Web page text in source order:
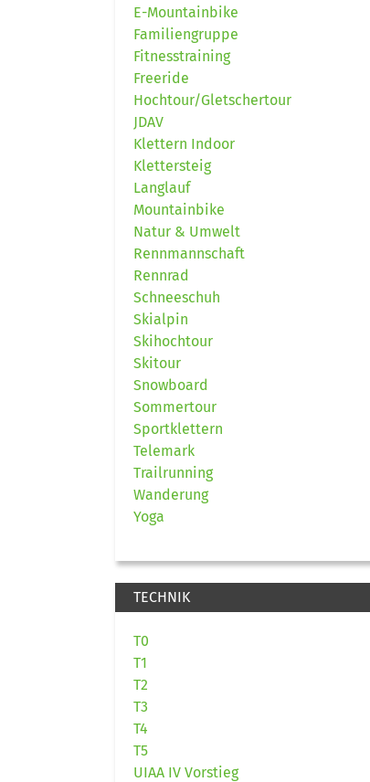
E-Mountainbike
Familiengruppe
Fitnesstraining
Freeride
Hochtour/Gletschertour
JDAV
Klettern Indoor
Klettersteig
Langlauf
Mountainbike
Natur & Umwelt
Rennmannschaft
Rennrad
Schneeschuh
Skialpin
Skihochtour
Skitour
Snowboard
Sommertour
Sportklettern
Telemark
Trailrunning
Wanderung
Yoga
TECHNIK
T0
T1
T2
T3
T4
T5
UIAA IV Vorstieg